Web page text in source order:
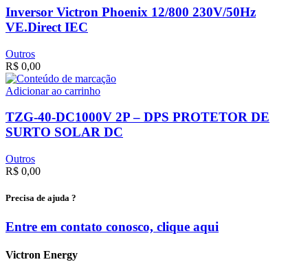
Inversor Victron Phoenix 12/800 230V/50Hz
VE.Direct IEC
Outros
R$ 0,00
Adicionar ao carrinho
TZG-40-DC1000V 2P – DPS PROTETOR DE
SURTO SOLAR DC
Outros
R$ 0,00
Precisa de ajuda ?
Entre em contato conosco, clique aqui
Victron Energy